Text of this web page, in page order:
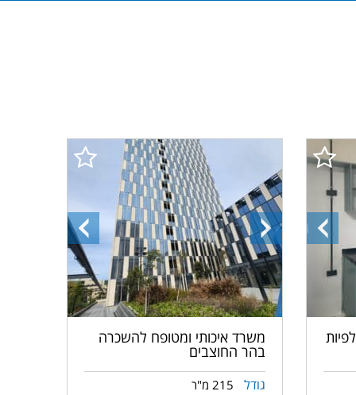
התמונה
הקודמת
התמונה
הקודמת
התמונה
הבאה
משרד איכותי ומטופח להשכרה
בהר החוצבים
גודל 215 מ"ר